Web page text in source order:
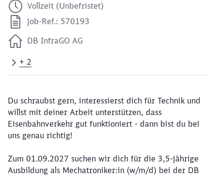
Vollzeit (Unbefristet)
Job-Ref.: 570193
DB InfraGO AG
+ 2
Du schraubst gern, interessierst dich für Technik und
willst mit deiner Arbeit unterstützen, dass
Eisenbahnverkehr gut funktioniert - dann bist du bei
uns genau richtig!
Zum 01.09.2027 suchen wir dich für die 3,5-jährige
Ausbildung als Mechatroniker:in (w/m/d) bei der DB